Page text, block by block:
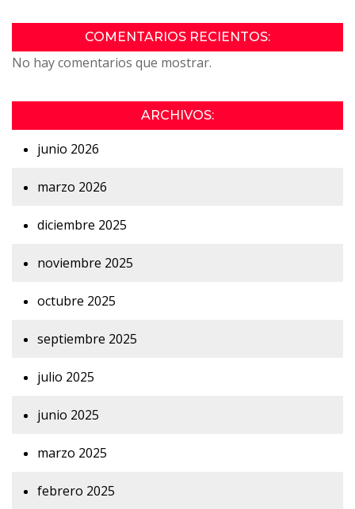
COMENTARIOS RECIENTOS:
No hay comentarios que mostrar.
ARCHIVOS:
junio 2026
marzo 2026
diciembre 2025
noviembre 2025
octubre 2025
septiembre 2025
julio 2025
junio 2025
marzo 2025
febrero 2025